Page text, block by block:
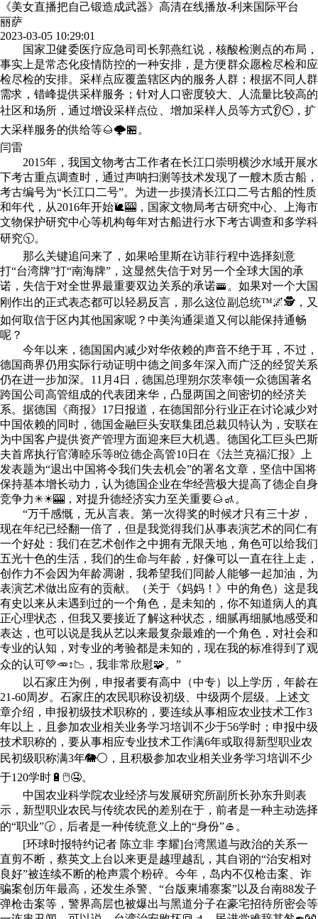
《美女直播把自己锻造成武器》高清在线播放-利来国际平台
丽萨
2023-03-05 10:29:01
国家卫健委医疗应急司司长郭燕红说，核酸检测点的布局，
事实上是常态化疫情防控的一种安排，是方便群众愿检尽检和应
检尽检的安排。采样点应覆盖辖区内的服务人群；根据不同人群
需求，错峰提供采样服务；针对人口密度较大、人流量比较高的
社区和场所，通过增设采样点位、增加采样人员等方式👂⏲，扩
大采样服务的供给等🌰🌩🏪。
闫雷
2015年，我国文物考古工作者在长江口崇明横沙水域开展水
下考古重点调查时，通过声呐扫测等技术发现了一艘木质古船，
考古编号为“长江口二号”。为进一步摸清长江口二号古船的性质
和年代，从2016年开始🐌🎰，国家文物局考古研究中心、上海市
文物保护研究中心等机构每年对古船进行水下考古调查和多学科
研究🕥。
那么关键追问来了，如果哈里斯在访菲行程中选择刻意
打“台湾牌”打“南海牌”，这显然失信于对另一个全球大国的承
诺，失信于对全世界最重要双边关系的承诺🚟。如果对一个大国
刚作出的正式表态都可以轻易反言，那么这位副总统™🌌🕵，又
如何取信于区内其他国家呢？中美沟通渠道又何以能保持通畅
呢？
今年以来，德国国内减少对华依赖的声音不绝于耳，不过，
德国商界仍用实际行动证明中德之间多年深入而广泛的经贸关系
仍在进一步加深。11月4日，德国总理朔尔茨率领一众德国著名
跨国公司高管组成的代表团来华，凸显两国之间密切的经济关
系。据德国《商报》17日报道，在德国部分行业正在讨论减少对
中国依赖的同时，德国金融巨头安联集团总裁贝特认为，安联在
为中国客户提供资产管理方面迎来巨大机遇。德国化工巨头巴斯
夫首席执行官薄睦乐等8位德企高管10日在《法兰克福汇报》上
发表题为“退出中国将令我们失去机会”的署名文章，坚信中国将
保持基本增长动力，认为德国企业在华经营极大提高了德企自身
竞争力✳☀🎰，对提升德经济实力至关重要🌰🚮。
“万千感慨，无从言表。第一次得奖的时候才只有三十岁，
现在年纪已经翻一倍了，但是我觉得我们从事表演艺术的同仁有
一个好处：我们在艺术创作之中拥有无限天地，角色可以给我们
五光十色的生活，我们的生命与年龄，好像可以一直在往上走，
创作力不会因为年龄凋谢，我希望我们同龄人能够一起加油，为
表演艺术做出应有的贡献。（关于《妈妈！》中的角色）这是我
有史以来从未遇到过的一个角色，是未知的，你不知道病人的真
正心理状态，但我又要接近了解这种状态，细腻再细腻地感受和
表达，也可以说是我从艺以来最复杂最难的一个角色，对社会和
专业的认知，对专业的考验都是未知的，现在我的标准得到了观
众的认可💚🥕↕📉，我非常欣慰🧩。”
以石家庄为例，申报者要有高中（中专）以上学历，年龄在
21-60周岁。石家庄的农民职称设初级、中级两个层级。上述文
章介绍，申报初级技术职称的，要连续从事相应农业技术工作3
年以上，且参加农业相关业务学习培训不少于56学时；申报中级
技术职称的，要从事相应专业技术工作满6年或取得新型职业农
民初级职称满3年🐘⚪，且积极参加农业相关业务学习培训不少
于120学时🔋🖱🤤。
中国农业科学院农业经济与发展研究所副所长孙东升则表
示，新型职业农民与传统农民的差别在于，前者是一种主动选择
的“职业”🕝，后者是一种传统意义上的“身份”🥌。
[环球时报特约记者 陈立非 李耀]台湾黑道与政治的关系一
直剪不断，蔡英文上台以来更是越理越乱，其自诩的“治安相对
良好”被连续不断的枪声震个粉碎。今年，岛内不仅枪击案、诈
骗案创历年最高，还发生杀警、“台版柬埔寨案”以及台南88发子
弹枪击案等，警界高层也被爆出与黑道分子在豪宅招待所密会等